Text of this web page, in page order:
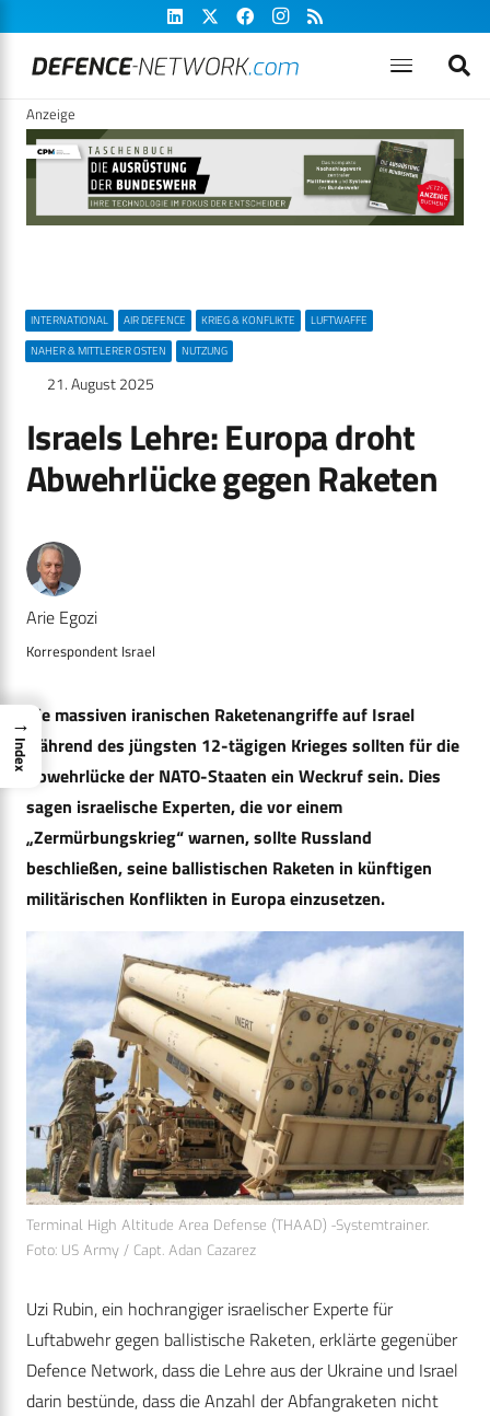
Anzeige
INTERNATIONAL AIR DEFENCE KRIEG & KONFLIKTE
LUFTWAFFE
NAHER & MITTLERER OSTEN
NUTZUNG
21. August 2025
Israels Lehre: Europa droht
Abwehrlücke gegen Raketen
Arie Egozi
Korrespondent Israel
Die massiven iranischen Raketenangriffe auf Israel
während des jüngsten 12-tägigen Krieges sollten für die
Abwehrlücke der NATO-Staaten ein Weckruf sein. Dies
sagen israelische Experten, die vor einem
„Zermürbungskrieg“ warnen, sollte Russland
beschließen, seine ballistischen Raketen in künftigen
militärischen Konflikten in Europa einzusetzen.
Terminal High Altitude Area Defense (THAAD) -Systemtrainer.
Foto: US Army / Capt. Adan Cazarez
Uzi Rubin, ein hochrangiger israelischer Experte für
Luftabwehr gegen ballistische Raketen, erklärte gegenüber
Defence Network, dass die Lehre aus der Ukraine und Israel
darin bestünde, dass die Anzahl der Abfangraketen nicht
→
Index